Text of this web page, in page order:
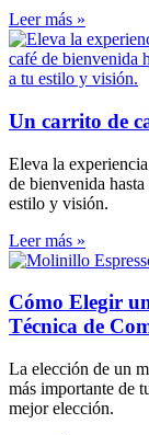
Leer más »
Un carrito de
Eleva la
de bienvenida
estilo y visión.
Leer más »
Cómo Elegir
Técnica de
La elección de un
más importante de
mejor elección.